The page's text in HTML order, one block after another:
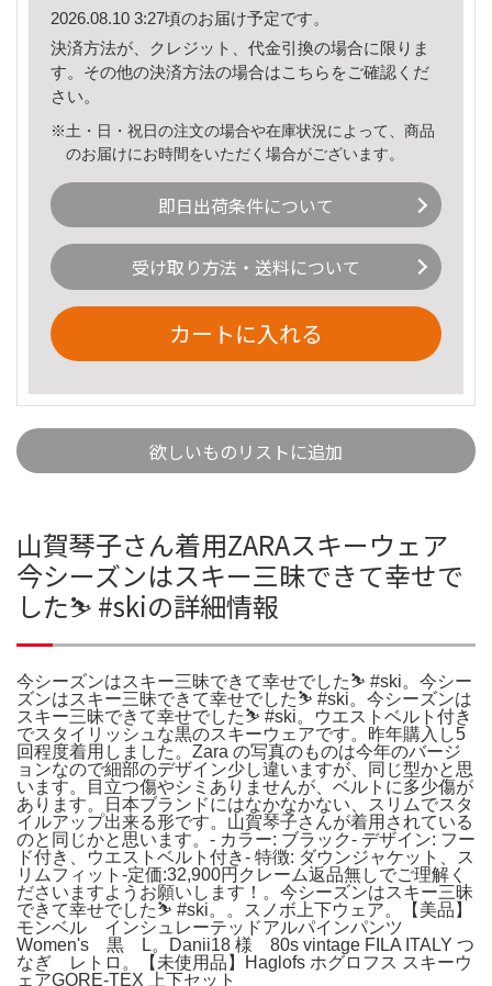
2026.08.10 3:27頃のお届け予定です。
決済方法が、クレジット、代金引換の場合に限りま
す。その他の決済方法の場合はこちら をご確認くだ
さい。
※土・日・祝日の注文の場合や在庫状況によって、商品
のお届けにお時間をいただく場合がございます。
即日出荷条件について
受け取り方法・送料について
カートに入れる
欲しいものリストに追加
山賀琴子さん着用ZARAスキーウェア
今シーズンはスキー三昧できて幸せで
した⛷️ #skiの詳細情報
今シーズンはスキー三昧できて幸せでした⛷️ #ski。今シー
ズンはスキー三昧できて幸せでした⛷️ #ski。今シーズンは
スキー三昧できて幸せでした⛷️ #ski。ウエストベルト付き
でスタイリッシュな黒のスキーウェアです。昨年購入し5
回程度着用しました。Zara の写真のものは今年のバージ
ョンなので細部のデザイン少し違いますが、同じ型かと思
います。目立つ傷やシミありませんが、ベルトに多少傷が
あります。日本ブランドにはなかなかない、スリムでスタ
イルアップ出来る形です。山賀琴子さんが着用されている
のと同じかと思います。- カラー: ブラック- デザイン: フー
ド付き、ウエストベルト付き- 特徴: ダウンジャケット、ス
リムフィット-定価:32,900円クレーム返品無しでご理解く
ださいますようお願いします！。今シーズンはスキー三昧
できて幸せでした⛷️ #ski。。スノボ上下ウェア。【美品】
モンベル インシュレーテッドアルパインパンツ
Women's 黒 L。Danii18 様 80s vintage FILA ITALY つ
なぎ レトロ。【未使用品】Haglofs ホグロフス スキーウ
ェアGORE-TEX 上下セット